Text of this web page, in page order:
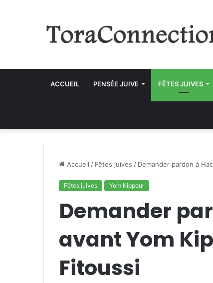
ACCUEIL PENSÉE JUIVE FÊTES JUIVES
Accueil / Fêtes juives / Demander pardon à
Fêtes juives Yom Kippour
Demander
avant Yom
Fitoussi